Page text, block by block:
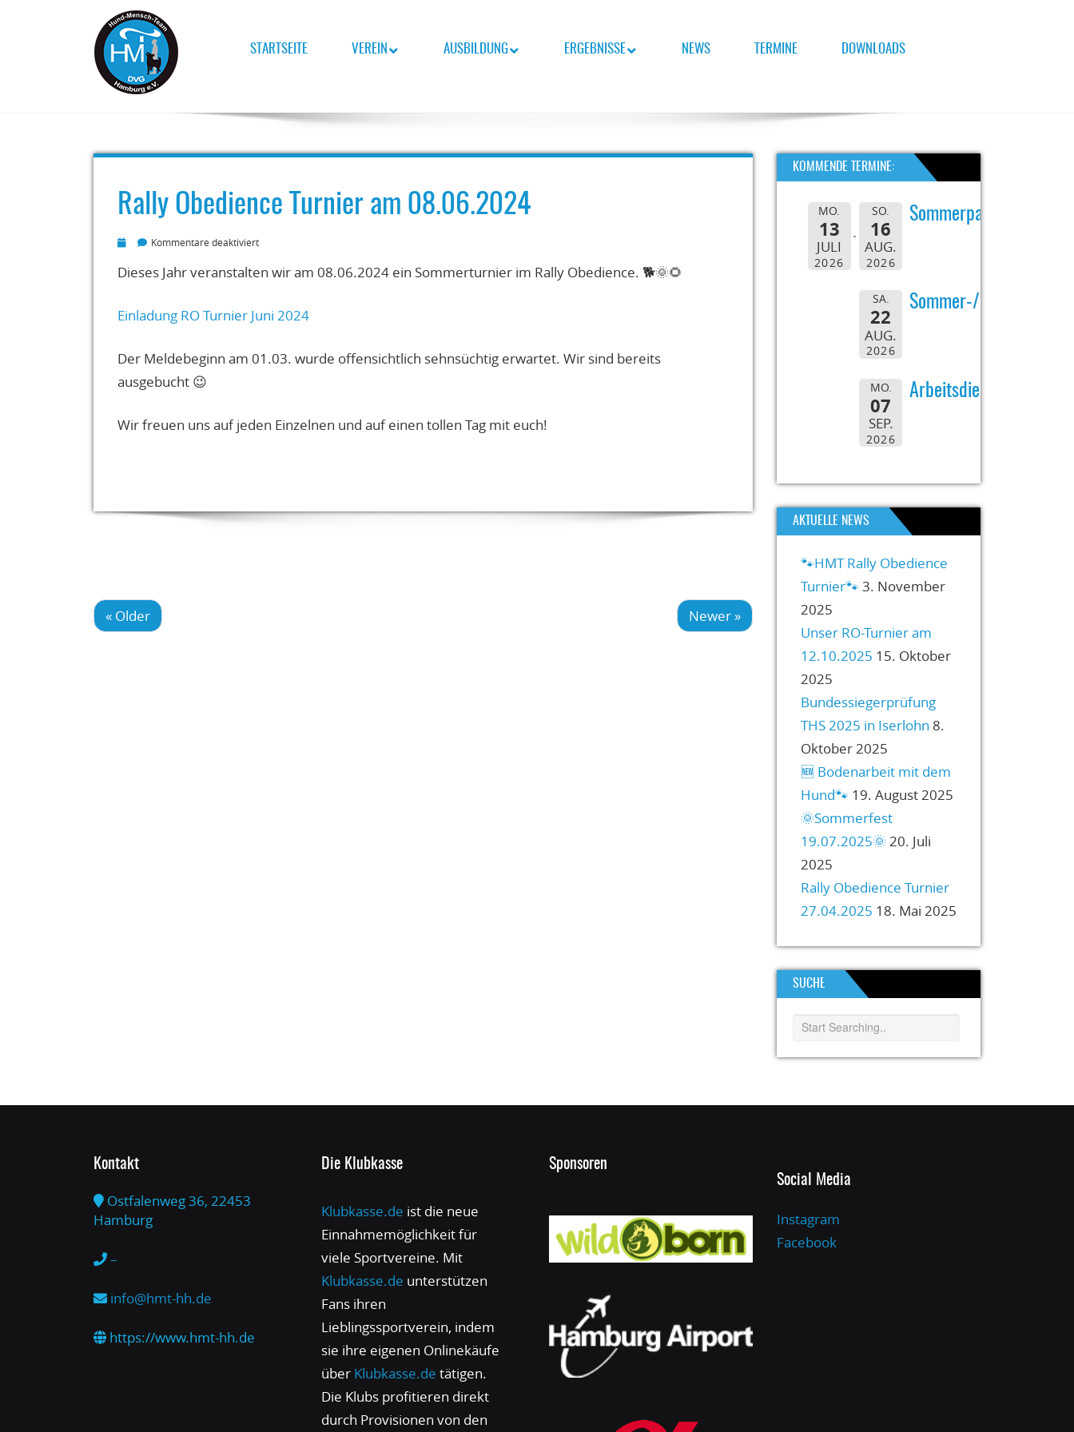
HUND-MENSCH-TEAM HAMBURG E.V.
Für ein harmonisches und respektvolles und-Mensch-Team.
STARTSEITE VEREIN AUSBILDUNG ERGEBNISSE NEWS TERMINE DOWNLOADS
Rally Obedience Turnier am 08.06.2024
Kommentare deaktiviert
Obedience
08.06.2024
Dieses Jahr veranstalten wir am 08.06.2024 ein Sommerturnier im Rally Obedience. 🐕🌞🌻
Einladung RO Turnier Juni 2024
Der Meldebeginn am 01.03. wurde offensichtlich sehnsüchtig erwartet. Wir sind bereits
ausgebucht 😉
Wir freuen uns auf jeden Einzelnen und auf einen tollen Tag mit euch!
« Older Newer »
KOMMENDE TERMINE:
MO.
13
JULI
2026
SO.
16
AUG.
2026
Sommerpause
SA.
22
AUG.
2026
Sommer-/Grillfest
MO.
07
SEP.
2026
Arbeitsdienst
AKTUELLE NEWS
🐾HMT Rally Obedience
Turnier🐾 3. November
2025
Unser RO-Turnier am
12.10.2025 15. Oktober
2025
Bundessiegerprüfung
THS 2025 in Iserlohn 8.
Oktober 2025
🆕️ Bodenarbeit mit dem
Hund🐾 19. August 2025
🌞Sommerfest
19.07.2025🌞 20. Juli
2025
Rally Obedience Turnier
27.04.2025 18. Mai 2025
SUCHE
Kontakt
Ostfalenweg 36, 22453
Hamburg
–
info@hmt-hh.de
https://www.hmt-hh.de
Die Klubkasse
Klubkasse.de ist die neue
Einnahmemöglichkeit für
viele Sportvereine. Mit
Klubkasse.de unterstützen
Fans ihren
Lieblingssportverein, indem
sie ihre eigenen Onlinekäufe
über Klubkasse.de tätigen.
Die Klubs profitieren direkt
durch Provisionen von den
Sponsoren
Social Media
Instagram
Facebook